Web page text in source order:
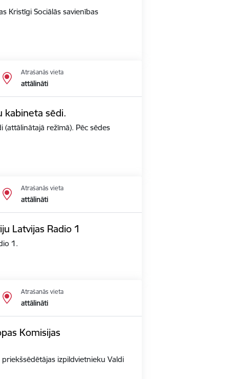
Kristīgi Sociālās savienības
Atrašanās vieta
attālināti
kabineta sēdi.
režīmā). Pēc sēdes
Atrašanās vieta
attālināti
Latvijas Radio 1
1.
Atrašanās vieta
attālināti
Komisijas
izpildvietnieku Valdi